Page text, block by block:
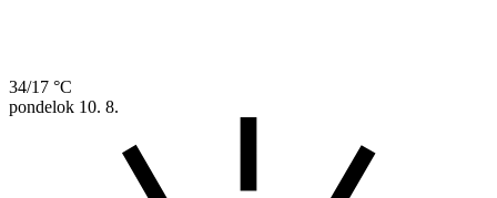
34/17 °C
pondelok 10. 8.